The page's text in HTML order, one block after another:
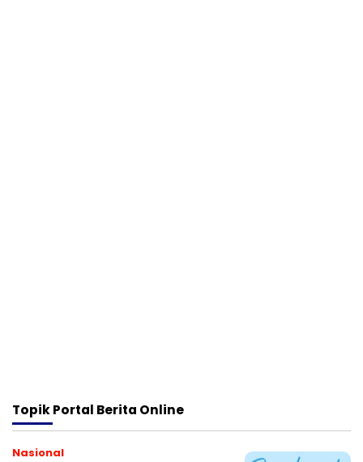
TopikPortal Berita Online
Nasional